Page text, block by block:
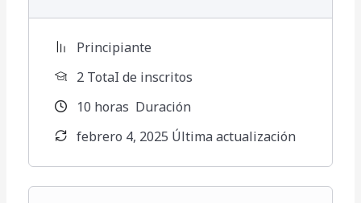
Principiante
2 TotaI de inscritos
10 horas Duración
febrero 4, 2025 Última actualización